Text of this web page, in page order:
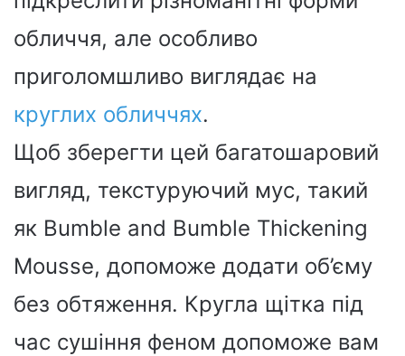
обличчя, але особливо
приголомшливо виглядає на
круглих обличчях.
Щоб зберегти цей багатошаровий
вигляд, текстуруючий мус, такий
як Bumble and Bumble Thickening
Mousse, допоможе додати об’єму
без обтяження. Кругла щітка під
час сушіння феном допоможе вам